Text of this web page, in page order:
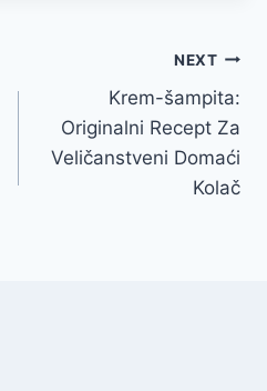
NEXT
Krem-šampita:
Originalni Recept Za
Veličanstveni Domaći
Kolač